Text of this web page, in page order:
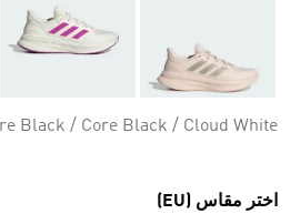
Black / Core Black / Cloud White
اختر مقاس (EU)